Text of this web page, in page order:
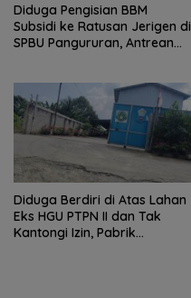
Diduga Pengisian BBM
Subsidi ke Ratusan Jerigen di
SPBU Pangururan, Antrean
Diduga Berdiri di Atas Lahan
Eks HGU PTPN II dan Tak
Kantongi Izin, Pabrik